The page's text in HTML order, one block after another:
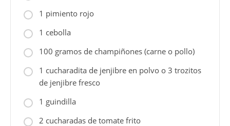
1 pimiento rojo
1 cebolla
100 gramos de champiñones (carne o pollo)
1 cucharadita de jenjibre en polvo o 3 trozitos
de jenjibre fresco
1 guindilla
2 cucharadas de tomate frito